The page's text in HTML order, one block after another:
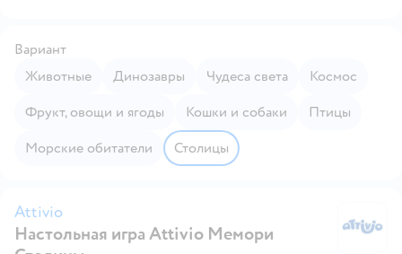
Вариант
Животные
Динозавры Чудеса света
Космос
Фрукт, овощи и ягоды
Кошки и собаки
Птицы
Морские обитатели
Столицы
Attivio
Настольная игра Attivio Мемори